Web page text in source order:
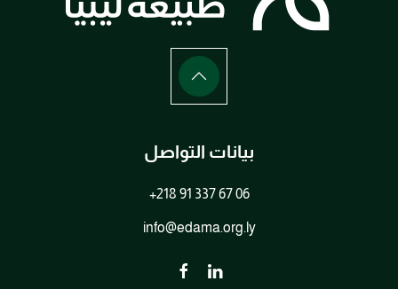
بيانات التواصل
+218 91 337 67 06
info@edama.org.ly